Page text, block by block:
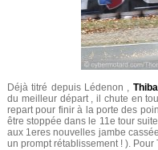
Déjà titré depuis Lédenon ,
du meilleur départ , il chute en
repart pour finir à la porte des
être stoppée dans le 11e tour
aux 1eres nouvelles jambe
un prompt rétablissement ! ).